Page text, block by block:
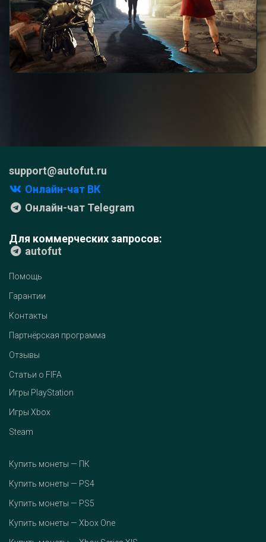
support@autofut.ru
Онлайн-чат ВК
Онлайн-чат Telegram
Для коммерческих запросов:
autofut
Помощь
Гарантии
Контакты
Партнёрская программа
Отзывы
Статьи о FIFA
Игры PlayStation
Игры Xbox
Steam
Купить монеты — ПК
Купить монеты — PS4
Купить монеты — PS5
Купить монеты — Xbox One